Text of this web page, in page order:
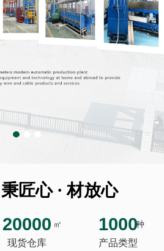
匠心 · 材放心
20000 ㎡
现货仓库
1000种
产品类型